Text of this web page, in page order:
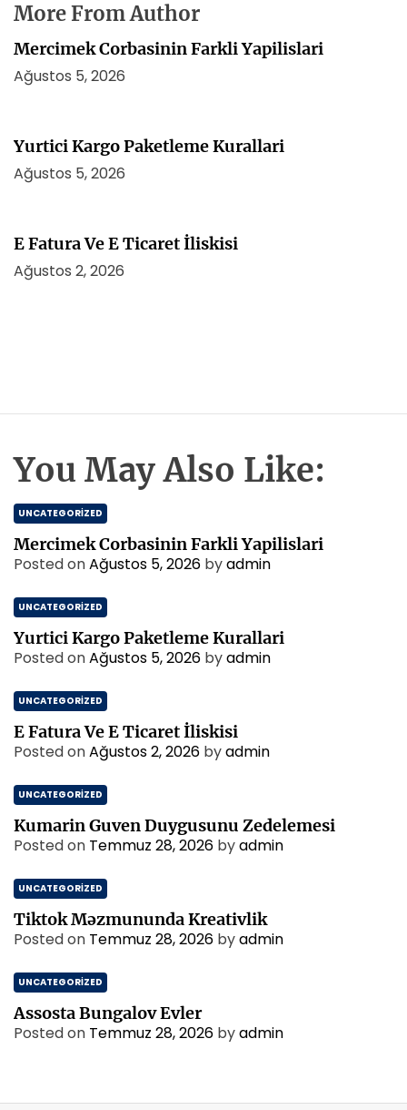
More From Author
Mercimek Corbasinin Farkli Yapilislari
Ağustos 5, 2026
Yurtici Kargo Paketleme Kurallari
Ağustos 5, 2026
E Fatura Ve E Ticaret İliskisi
Ağustos 2, 2026
You May Also Like:
UNCATEGORIZED
Mercimek Corbasinin Farkli Yapilislari
Posted onAğustos 5, 2026 byadmin
UNCATEGORIZED
Yurtici Kargo Paketleme Kurallari
Posted onAğustos 5, 2026 byadmin
UNCATEGORIZED
E Fatura Ve E Ticaret İliskisi
Posted onAğustos 2, 2026 byadmin
UNCATEGORIZED
Kumarin Guven Duygusunu Zedelemesi
Posted on Temmuz 28, 2026 byadmin
UNCATEGORIZED
Tiktok Məzmununda Kreativlik
Posted on Temmuz 28, 2026 byadmin
UNCATEGORIZED
Assosta Bungalov Evler
Posted on Temmuz 28, 2026 byadmin